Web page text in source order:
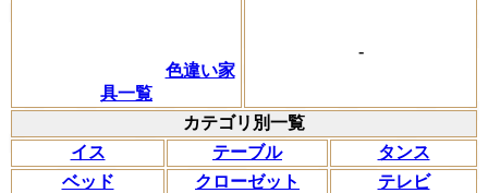
色違い家
具一覧
-
カテゴリ別一覧
イス
テーブル
タンス
ベッド
クローゼット
テレビ